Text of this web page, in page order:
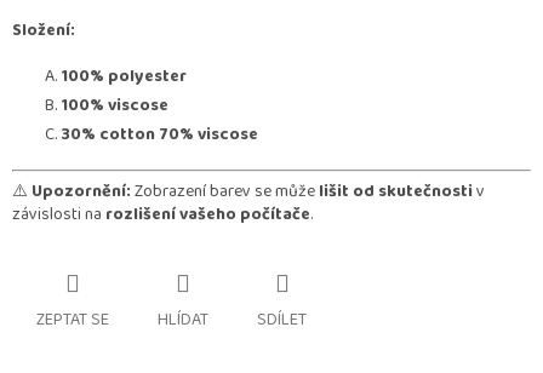
Složení:
100% polyester
100% viscose
30% cotton 70% viscose
⚠️ Upozornění:Zobrazení barev se můželišit od skutečnostiv
závislosti na rozlišení vašeho počítače.
ZEPTAT SE HLÍDAT SDÍLET